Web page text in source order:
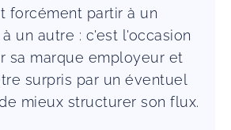
forcément partir à un
un autre : c'est l'occasion
sa marque employeur et
surpris par un éventuel
mieux structurer son flux.